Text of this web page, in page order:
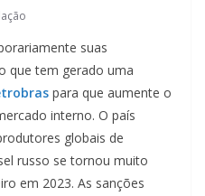
suas
que tem gerado uma
para que aumente o
interno. O país
globais de
russo se tornou muito
em 2023. As sanções